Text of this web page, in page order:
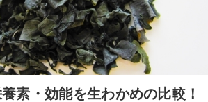
素・効能を生わかめの比較！